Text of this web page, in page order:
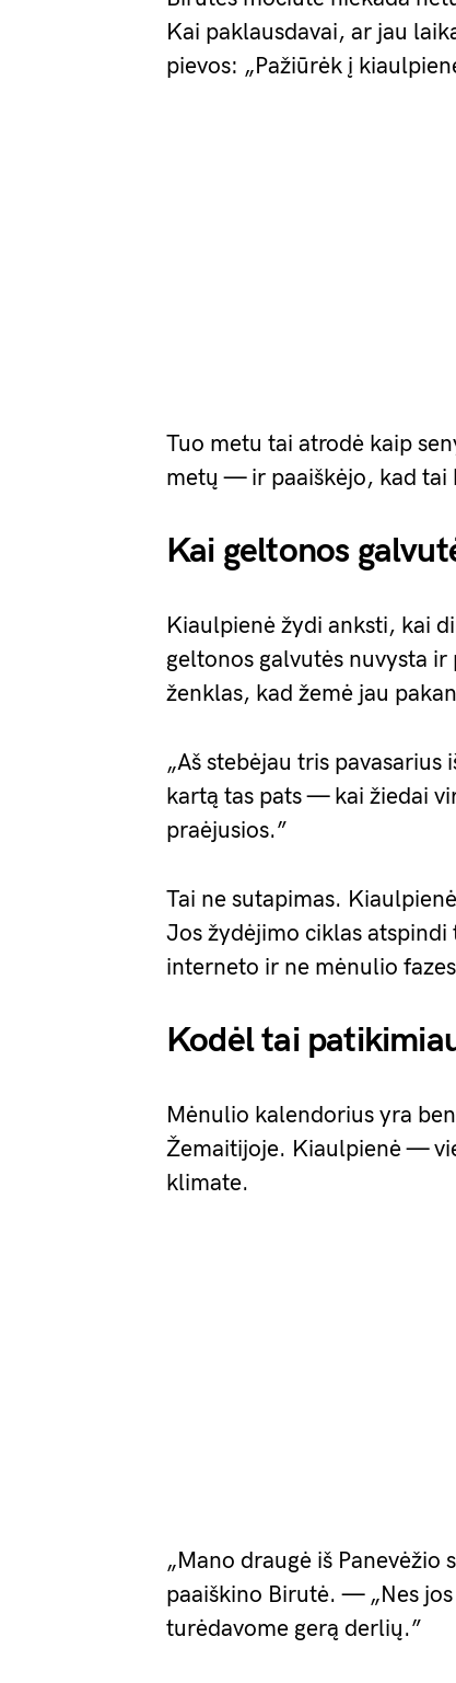
Kai paklausdavai, ar jau
pievos: „Pažiūrėk į
Tuo metu tai atrodė kaip
metų — ir paaiškėjo, kad tai
Kai geltonos
Kiaulpienė žydi anksti, kai
geltonos galvutės nuvysta
ženklas, kad žemė jau
„Aš stebėjau tris
kartą tas pats — kai žiedai
praėjusios.”
Tai ne sutapimas.
Jos žydėjimo ciklas
interneto ir ne mėnulio
Kodėl tai
Mėnulio kalendorius yra
Žemaitijoje. Kiaulpienė —
klimate.
„Mano draugė iš
paaiškino Birutė. — „Nes
turėdavome gerą derlių.”